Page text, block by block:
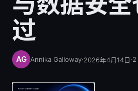
过
Annika Galloway·2026年4月14日·2